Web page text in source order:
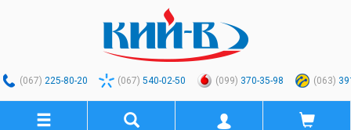
(067) 225-80-20 (067) 540-02-50 (099) 370-35-98 (063)